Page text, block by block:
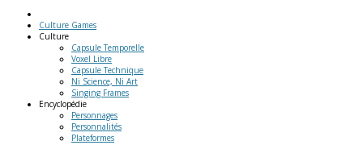
Culture Games
Culture
Capsule Temporelle
Voxel Libre
Capsule Technique
Ni Science, Ni Art
Singing Frames
Encyclopédie
Personnages
Personnalités
Plateformes